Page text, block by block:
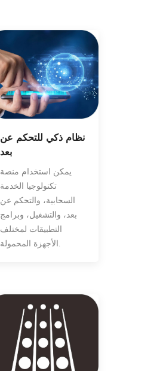
نظام ذكي للتحكم عن
بعد
يمكن استخدام منصة
تكنولوجيا الخدمة
السحابية، والتحكم عن
بعد، والتشغيل، وبرامج
التطبيقات لمختلف
الأجهزة المحمولة.